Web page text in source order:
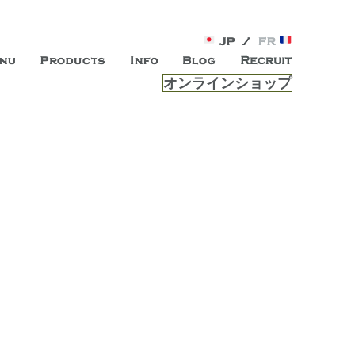
、 内面から輝く美をトー
ープン。お客様のもつ「自らしい美しさ」を追求し、未来の
を提供する総合エステサロンです。
オンラインショップ